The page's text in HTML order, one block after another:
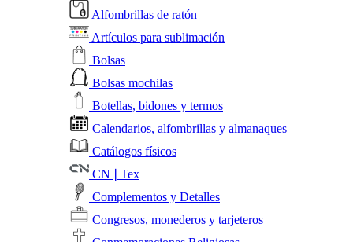
Alfombrillas de ratón
Artículos para sublimación
Bolsas
Bolsas mochilas
Botellas, bidones y termos
Calendarios, alfombrillas y almanaques
Catálogos físicos
CN❘Tex
Complementos y Detalles
Congresos, monederos y tarjeteros